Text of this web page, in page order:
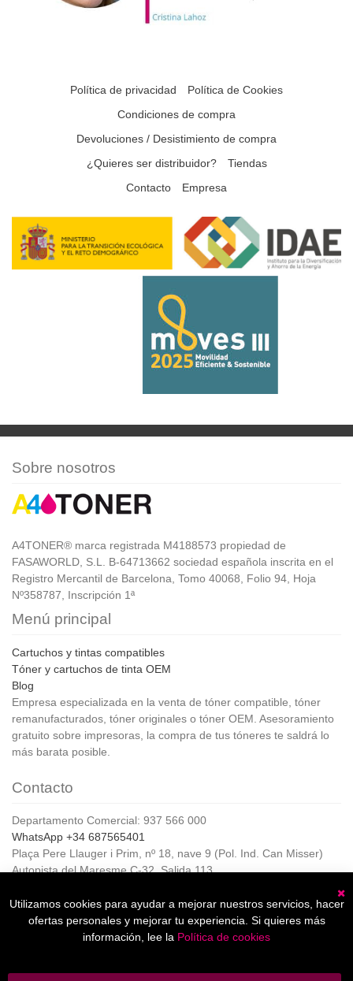
Política de privacidad
Política de Cookies
Condiciones de compra
Devoluciones / Desistimiento de compra
¿Quieres ser distribuidor?
Tiendas
Contacto
Empresa
Sobre nosotros
A4TONER® marca registrada M4188573 propiedad de
FASAWORLD, S.L. B-64713662 sociedad española inscrita en el
Registro Mercantil de Barcelona, Tomo 40068, Folio 94, Hoja
Nº358787, Inscripción 1ª
Menú principal
Cartuchos y tintas compatibles
Tóner y cartuchos de tinta OEM
Blog
Empresa especializada en la venta de tóner compatible, tóner
remanufacturados, tóner originales o tóner OEM. Asesoramiento
gratuito sobre impresoras, la compra de tus tóneres te saldrá lo
más barata posible.
Contacto
Departamento Comercial: 937 566 000
WhatsApp +34 687565401
Plaça Pere Llauger i Prim, nº 18, nave 9 (Pol. Ind. Can Misser)
Autopista del Maresme C-32, Salida 113
Horario de Atención al cliente:
De lunes a jueves de 8:00 a 17:00,
Viernes de 8:00 a 15:00
Utilizamos cookies para ayudar a mejorar nuestros servicios, hacer
ofertas personales y mejorar tu experiencia. Si quieres más
información, lee la Política de cookies